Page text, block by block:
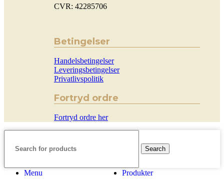
CVR: 42285706
Betingelser
Handelsbetingelser
Leveringsbetingelser
Privatlivspolitik
Fortryd ordre
Fortryd ordre her
Search
Menu Produkter